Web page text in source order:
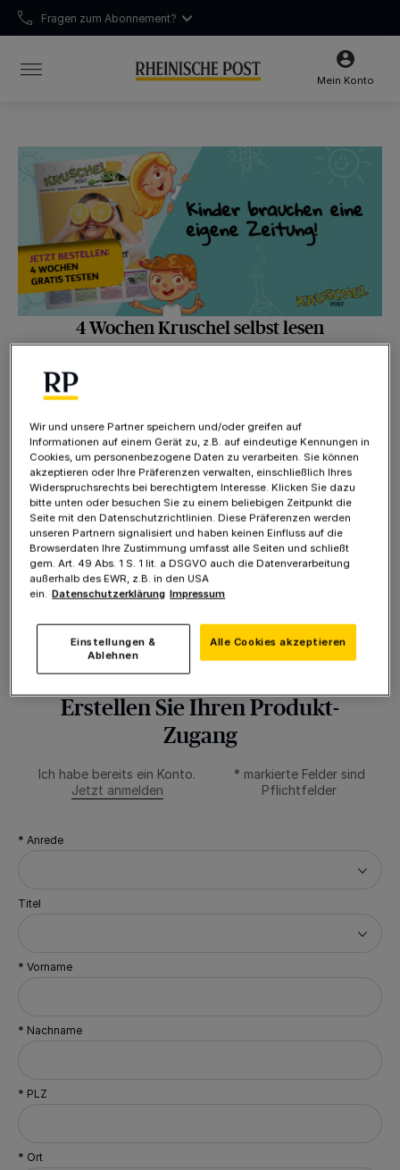
Chatten Sie mit uns
Unsere Öffnungszeiten:
Mo-Fr 6:30–16:00 Uhr | Sa 6:30–12:00 Uhr
Fragen zum Abonnement?
Mein Konto
4 Wochen Kruschel selbst lesen
Eine hochwertige Zeitung für Kinder von 6 – 12
Kindgerecht aufbereitete Themen & Nachrichten
Spannende Mitmachaktionen
Tolle Ausflugs-, Spiele- und Buchtipps
Sollten wir innerhalb der 4 Wochen nichts von
Ihnen hören, profitieren Sie auch im Anschluss
von allen Vorteilen
4 Wochen kostenlos! Anschließend ab 8,90 € pro
Erstellen Sie Ihren Produkt-
Zugang
Ich habe bereits ein Konto.
Jetzt anmelden
* markierte Felder sind
Pflichtfelder
* Anrede
Titel
* Vorname
* Nachname
* PLZ
* Ort
Wir und unsere Partner speichern und/oder greifen auf
Informationen auf einem Gerät zu, z.B. auf eindeutige Kennungen in
Cookies, um personenbezogene Daten zu verarbeiten. Sie können
akzeptieren oder Ihre Präferenzen verwalten, einschließlich Ihres
Widerspruchsrechts bei berechtigtem Interesse. Klicken Sie dazu
bitte unten oder besuchen Sie zu einem beliebigen Zeitpunkt die
Seite mit den Datenschutzrichtlinien. Diese Präferenzen werden
unseren Partnern signalisiert und haben keinen Einfluss auf die
Browserdaten Ihre Zustimmung umfasst alle Seiten und schließt
gem. Art. 49 Abs. 1 S. 1 lit. a DSGVO auch die Datenverarbeitung
außerhalb des EWR, z.B. in den USA
ein. Datenschutzerklärung Impressum
Einstellungen &
Ablehnen
Alle Cookies akzeptieren